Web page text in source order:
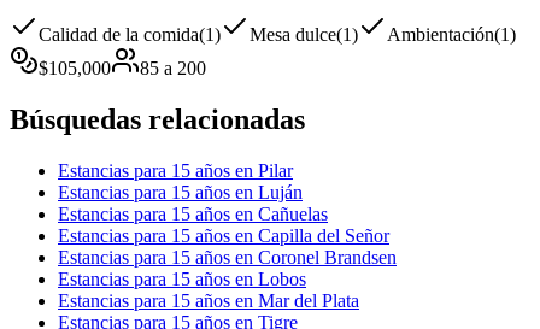
Calidad de la comida(1) Mesa dulce(1) Ambientación(1)
$105,000 85 a 200
Búsquedas relacionadas
Estancias para 15 años en Pilar
Estancias para 15 años en Luján
Estancias para 15 años en Cañuelas
Estancias para 15 años en Capilla del Señor
Estancias para 15 años en Coronel Brandsen
Estancias para 15 años en Lobos
Estancias para 15 años en Mar del Plata
Estancias para 15 años en Tigre